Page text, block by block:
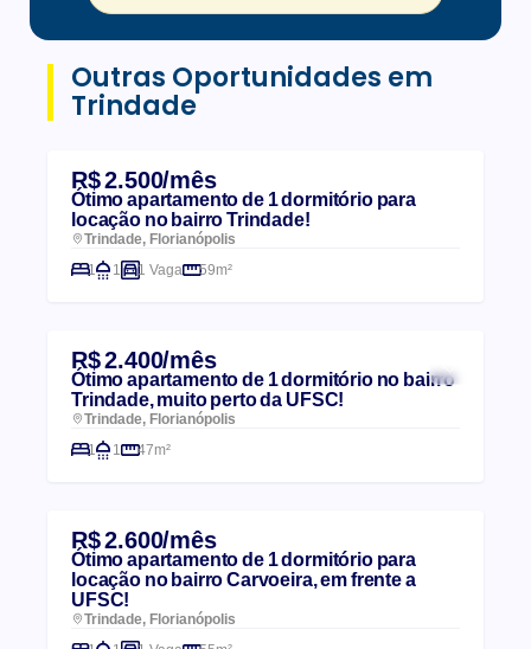
Outras Oportunidades em
Trindade
R$ 2.500/mês
Ótimo apartamento de 1 dormitório para
locação no bairro Trindade!
Trindade, Florianópolis
1
1 1 Vaga 59m²
R$ 2.400/mês
Ótimo apartamento de 1 dormitório no bairro
Trindade, muito perto da UFSC!
Trindade, Florianópolis
1
1 47m²
R$ 2.600/mês
Ótimo apartamento de 1 dormitório para
locação no bairro Carvoeira, em frente a
UFSC!
Trindade, Florianópolis